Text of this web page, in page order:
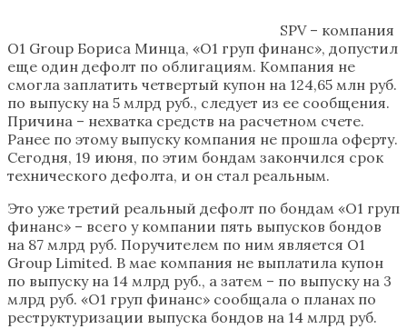
SPV – компания
О1 Group Бориса Минца, «О1 груп финанс», допустил
еще один дефолт по облигациям. Компания не
смогла заплатить четвертый купон на 124,65 млн руб.
по выпуску на 5 млрд руб., следует из ее сообщения.
Причина – нехватка средств на расчетном счете.
Ранее по этому выпуску компания не прошла оферту.
Сегодня, 19 июня, по этим бондам закончился срок
технического дефолта, и он стал реальным.
Это уже третий реальный дефолт по бондам «О1 груп
финанс» – всего у компании пять выпусков бондов
на 87 млрд руб. Поручителем по ним является О1
Group Limited. В мае компания не выплатила купон
по выпуску на 14 млрд руб., а затем – по выпуску на 3
млрд руб. «О1 груп финанс» сообщала о планах по
реструктуризации выпуска бондов на 14 млрд руб.